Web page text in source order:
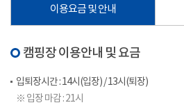
이용요금 및 안내
캠핑장 이용안내 및 요금
입퇴장시간 : 14시(입장) / 13시(퇴장)
※ 입장 마감 : 21시